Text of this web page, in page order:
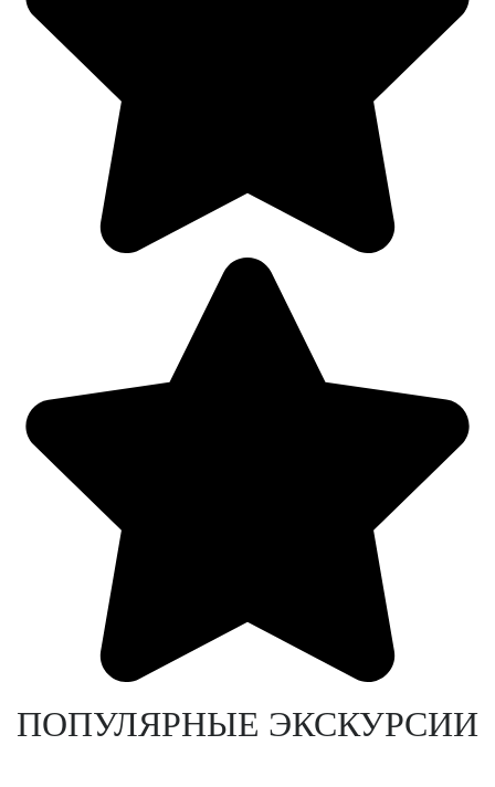
ПОПУЛЯРНЫЕ ЭКСКУРСИИ